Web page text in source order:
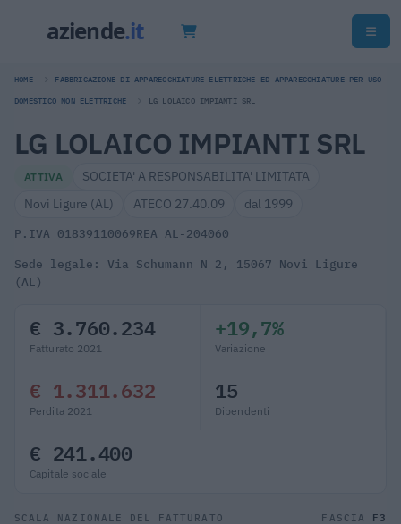
HOME FABBRICAZIONE DI APPARECCHIATURE ELETTRICHE ED APPARECCHIATURE PER USO
DOMESTICO NON ELETTRICHE LG LOLAICO IMPIANTI SRL
LG LOLAICO IMPIANTI SRL
ATTIVA
SOCIETA' A RESPONSABILITA' LIMITATA
Novi Ligure (AL)
ATECO 27.40.09 dal 1999
P.IVA 01839110069REA AL-204060
Sede legale: Via Schumann N 2, 15067 Novi Ligure
(AL)
€ 3.760.234
Fatturato 2021
+19,7%
Variazione
€ 1.311.632
Perdita 2021
15
Dipendenti
€ 241.400
Capitale sociale
SCALA NAZIONALE DEL FATTURATO FASCIA F3